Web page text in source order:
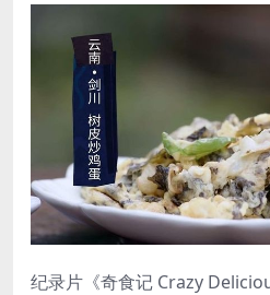
纪录片《奇食记 Crazy